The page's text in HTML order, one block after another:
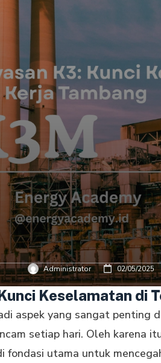
Administrator 02/05/2025
Keselamatan di
aspek yang sangat penting
setiap hari. Oleh karena
fondasi utama untuk